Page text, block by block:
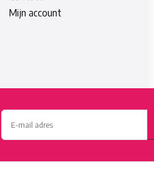
Mijn account